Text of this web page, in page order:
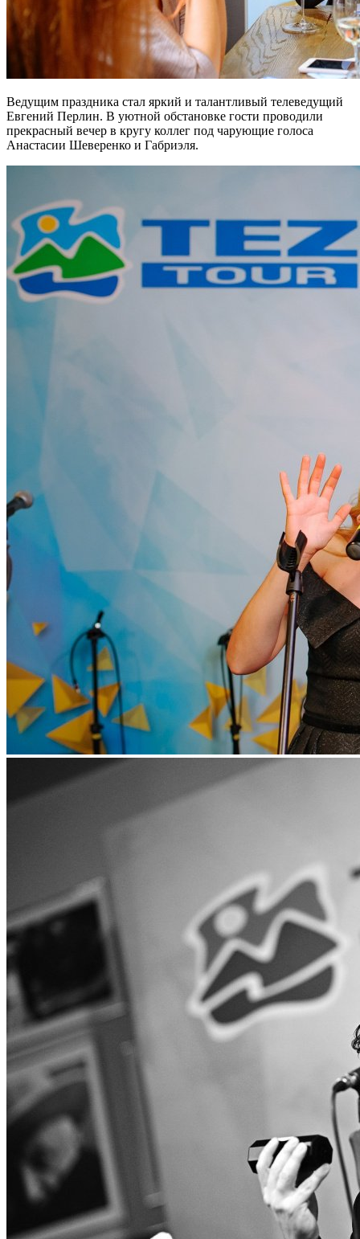
Ведущим праздника стал яркий и талантливый телеведущий
Евгений Перлин. В уютной обстановке гости проводили
прекрасный вечер в кругу коллег под чарующие голоса
Анастасии Шеверенко и Габриэля.